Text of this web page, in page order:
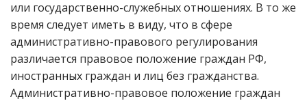
или государственно-служебных отношениях. В то же
время следует иметь в виду, что в сфере
административно-правового регулирования
различается правовое положение граждан РФ,
иностранных граждан и лиц без гражданства.
Административно-правовое положение граждан